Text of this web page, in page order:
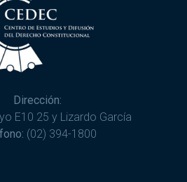
Dirección:
E10 25 y Lizardo García
(02) 394-1800